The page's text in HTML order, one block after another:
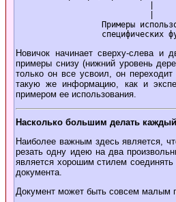
Новичок начинает сверху-слева и
примеры снизу (нижний уровень
только он все усвоил, он
такую же информацию, как и
примером ее использования.
Насколько большим делать
Наиболее важным здесь является,
резать одну идею на два
является хорошим стилем
документа.
Документ может быть совсем малым